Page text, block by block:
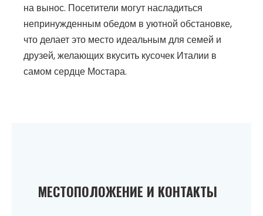
на вынос. Посетители могут насладиться
непринужденным обедом в уютной обстановке,
что делает это место идеальным для семей и
друзей, желающих вкусить кусочек Италии в
самом сердце Мостара.
МЕСТОПОЛОЖЕНИЕ И КОНТАКТЫ